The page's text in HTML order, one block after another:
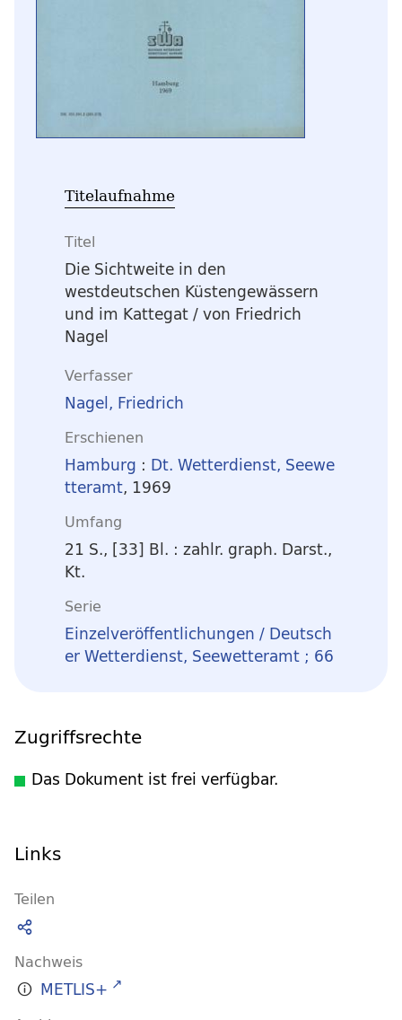
Titelaufnahme
Titel
Die Sichtweite in den
westdeutschen Küstengewässern
und im Kattegat/ von Friedrich
Nagel
Verfasser
Nagel, Friedrich
Erschienen
Hamburg : Dt. Wetterdienst, Seewe
tteramt, 1969
Umfang
21 S., [33] Bl. : zahlr. graph. Darst.,
Kt.
Serie
Einzelveröffentlichungen / Deutsch
er Wetterdienst, Seewetteramt ; 66
Zugriffsrechte
Das Dokument ist frei verfügbar.
Links
Teilen
Nachweis
METLIS+